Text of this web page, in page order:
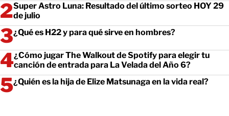
Super Astro Luna: Resultado del último sorteo HOY 29
de julio
¿Qué es H22 y para qué sirve en hombres?
¿Cómo jugar The Walkout de Spotify para elegir tu
canción de entrada para La Velada del Año 6?
¿Quién es la hija de Elize Matsunaga en la vida real?